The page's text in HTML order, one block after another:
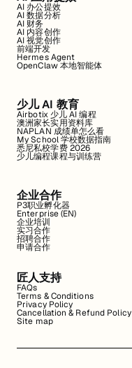
AI 办公提效
AI 数据分析
AI 财务
AI 内容创作
AI 视觉创作
前端开发
Hermes Agent
OpenClaw 本地智能体
少儿 AI 教育
Airbotix 少儿 AI 编程
澳洲家长实用资料库
NAPLAN 成绩单怎么看
My School 学校数据指南
悉尼私校学费 2026
少儿编程课程与训练营
企业合作
P3职业孵化器
Enterprise (EN)
企业培训
实习合作
招聘合作
申请合作
匠人支持
FAQs
Terms & Conditions
Privacy Policy
Cancellation & Refund Policy
Site map